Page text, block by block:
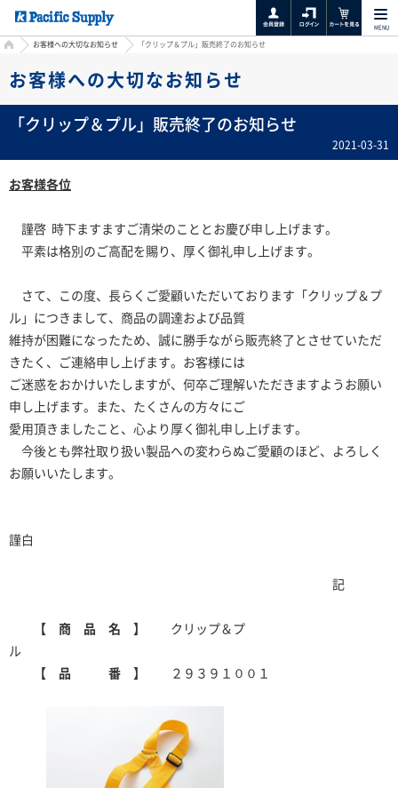
MENU
HOMEお客様への大切なお知らせ 「クリップ＆プル」販売終了のお知らせ
お客様への大切なお知らせ
「クリップ＆プル」販売終了のお知らせ
2021-03-31
お客様各位
謹啓 時下ますますご清栄のこととお慶び申し上げます。
平素は格別のご高配を賜り、厚く御礼申し上げます。
さて、この度、長らくご愛顧いただいております「クリップ＆プ
ル」につきまして、商品の調達および品質
維持が困難になったため、誠に勝手ながら販売終了とさせていただ
きたく、ご連絡申し上げます。お客様には
ご迷惑をおかけいたしますが、何卒ご理解いただきますようお願い
申し上げます。また、たくさんの方々にご
愛用頂きましたこと、心より厚く御礼申し上げます。
今後とも弊社取り扱い製品への変わらぬご愛顧のほど、よろしく
お願いいたします。
謹白
記
【 商 品 名 】
クリップ＆プ
ル
【 品 番 】
２９３９１００１